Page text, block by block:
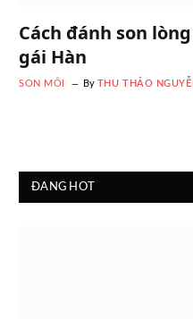
Cách đánh son
gái Hàn
SON MÔI By THU THẢO
ĐANG HOT